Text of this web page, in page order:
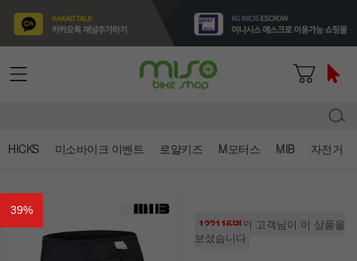
HICKS 미소바이크 이벤트 로얄키즈 M모터스 MIB 자전거
39%
122116명의 고객님이 이 상품을
보셨습니다